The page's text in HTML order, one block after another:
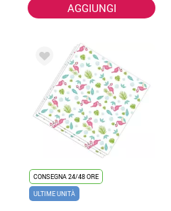
AGGIUNGI
CONSEGNA 24/48 ORE
ULTIME UNITÀ